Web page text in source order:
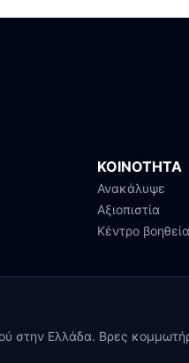
ΚΟΙΝΟΤΗΤΑ
Ανακάλυψε
Αξιοπιστία
Κέντρο
στην Ελλάδα. Βρες